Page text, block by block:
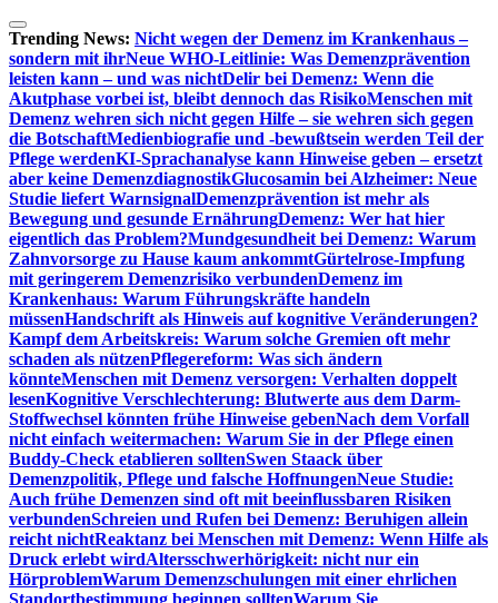
Zum
Inhalt
springen
Trending News: Nicht wegen der Demenz im Krankenhaus –
sondern mit ihrNeue WHO-Leitlinie: Was Demenzprävention
leisten kann – und was nichtDelir bei Demenz: Wenn die
Akutphase vorbei ist, bleibt dennoch das RisikoMenschen mit
Demenz wehren sich nicht gegen Hilfe – sie wehren sich gegen
die BotschaftMedienbiografie und -bewußtsein werden Teil der
Pflege werdenKI-Sprachanalyse kann Hinweise geben – ersetzt
aber keine DemenzdiagnostikGlucosamin bei Alzheimer: Neue
Studie liefert WarnsignalDemenzprävention ist mehr als
Bewegung und gesunde ErnährungDemenz: Wer hat hier
eigentlich das Problem?Mundgesundheit bei Demenz: Warum
Zahnvorsorge zu Hause kaum ankommtGürtelrose-Impfung
mit geringerem Demenzrisiko verbundenDemenz im
Krankenhaus: Warum Führungskräfte handeln
müssenHandschrift als Hinweis auf kognitive Veränderungen?
Kampf dem Arbeitskreis: Warum solche Gremien oft mehr
schaden als nützenPflegereform: Was sich ändern
könnteMenschen mit Demenz versorgen: Verhalten doppelt
lesenKognitive Verschlechterung: Blutwerte aus dem Darm-
Stoffwechsel könnten frühe Hinweise gebenNach dem Vorfall
nicht einfach weitermachen: Warum Sie in der Pflege einen
Buddy-Check etablieren solltenSwen Staack über
Demenzpolitik, Pflege und falsche HoffnungenNeue Studie:
Auch frühe Demenzen sind oft mit beeinflussbaren Risiken
verbundenSchreien und Rufen bei Demenz: Beruhigen allein
reicht nichtReaktanz bei Menschen mit Demenz: Wenn Hilfe als
Druck erlebt wirdAltersschwerhörigkeit: nicht nur ein
HörproblemWarum Demenzschulungen mit einer ehrlichen
Standortbestimmung beginnen solltenWarum Sie